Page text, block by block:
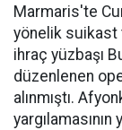
Marmaris'te
yönelik suikast
ihraç yüzbaşı
düzenlenen
alınmıştı.